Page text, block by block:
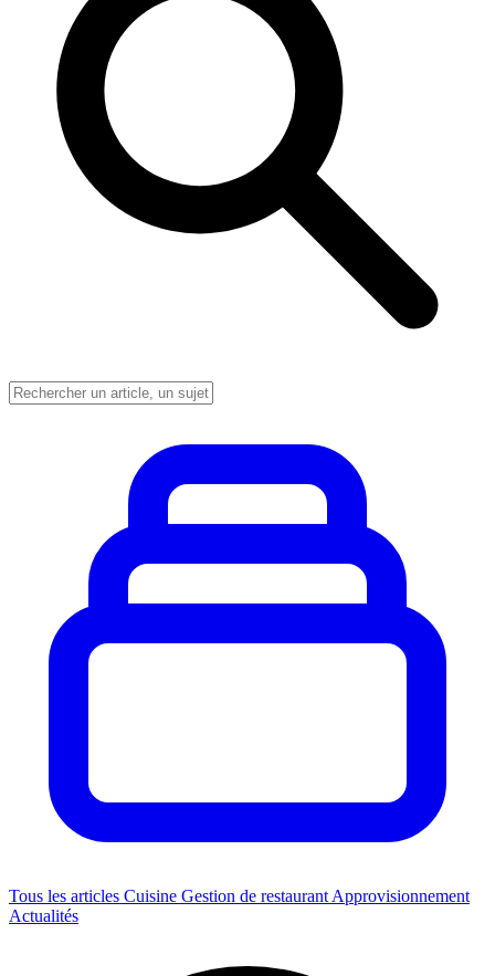
Tous les articles Cuisine Gestion de restaurant Approvisionnement
Actualités